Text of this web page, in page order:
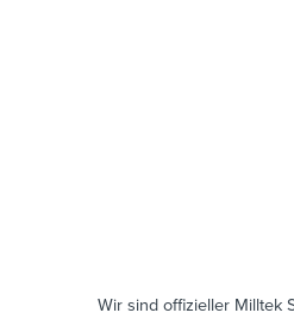
Wir sind offizieller Milltek